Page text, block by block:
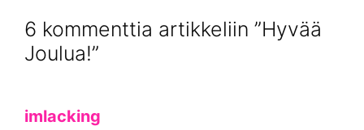
6 kommenttia artikkeliin ”Hyvää
Joulua!”
imlacking